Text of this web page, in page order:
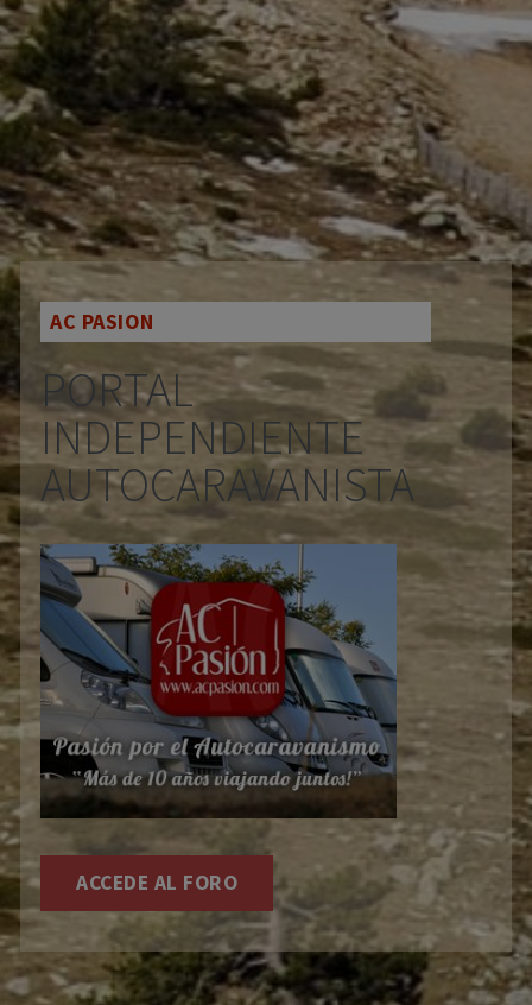
AC PASION
PORTAL
INDEPENDIENTE
AUTOCARAVANISTA
ACCEDE AL FORO